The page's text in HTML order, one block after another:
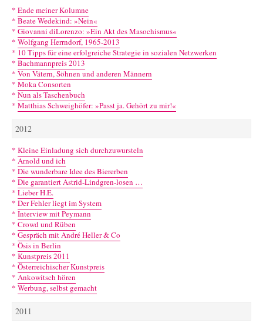
* Ende meiner Kolumne
* Beate Wedekind: »Nein«
* Giovanni diLorenzo: »Ein Akt des Masochismus«
* Wolfgang Herrndorf, 1965-2013
* 10 Tipps für eine erfolgreiche Strategie in sozialen Netzwerken
* Bachmannpreis 2013
* Von Vätern, Söhnen und anderen Männern
* Moka Consorten
* Nun als Taschenbuch
* Matthias Schweighöfer: »Passt ja. Gehört zu mir!«
2012
* Kleine Einladung sich durchzuwursteln
* Arnold und ich
* Die wunderbare Idee des Biererben
* Die garantiert Astrid-Lindgren-losen …
* Lieber H.E.
* Der Fehler liegt im System
* Interview mit Peymann
* Crowd und Rüben
* Gespräch mit André Heller & Co
* Ösis in Berlin
* Kunstpreis 2011
* Österreichischer Kunstpreis
* Ankowitsch hören
* Werbung, selbst gemacht
2011